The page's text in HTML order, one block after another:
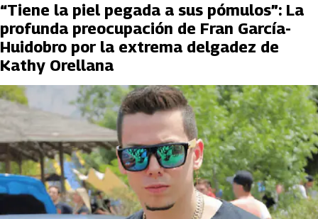
“Tiene la piel pegada a sus pómulos”: La
profunda preocupación de Fran García-
Huidobro por la extrema delgadez de
Kathy Orellana